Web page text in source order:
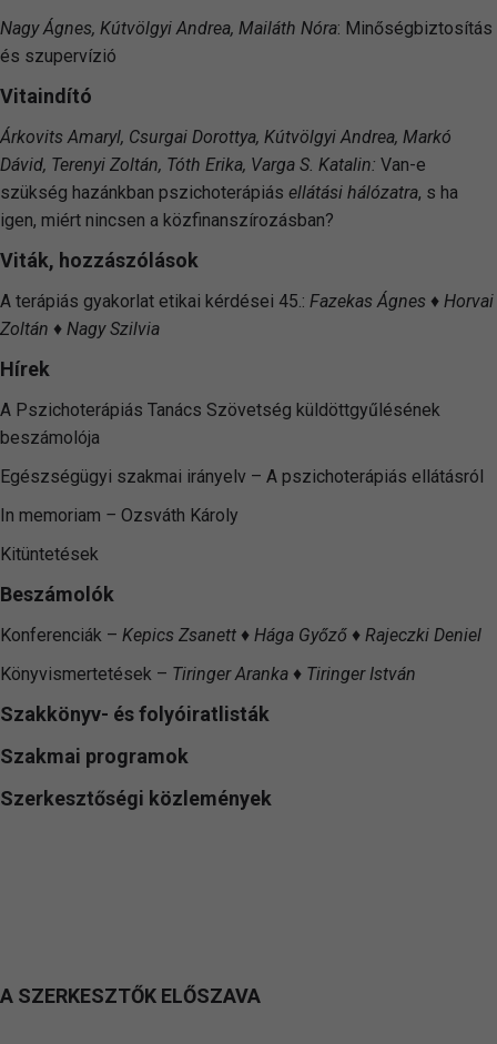
Nagy Ágnes, Kútvölgyi Andrea, Mailáth Nóra: Minőségbiztosítás
és szupervízió
Vitaindító
Árkovits Amaryl, Csurgai Dorottya, Kútvölgyi Andrea, Markó
Dávid, Terenyi Zoltán, Tóth Erika, Varga S. Katalin: Van-e
szükség hazánkban pszichoterápiás ellátási hálózatra, s ha
igen, miért nincsen a közfinanszírozásban?
Viták, hozzászólások
A terápiás gyakorlat etikai kérdései 45.: Fazekas Ágnes ♦ Horvai
Zoltán ♦ Nagy Szilvia
Hírek
A Pszichoterápiás Tanács Szövetség küldöttgyűlésének
beszámolója
Egészségügyi szakmai irányelv – A pszichoterápiás ellátásról
In memoriam – Ozsváth Károly
Kitüntetések
Beszámolók
Konferenciák – Kepics Zsanett ♦ Hága Győző ♦ Rajeczki Deniel
Könyvismertetések – Tiringer Aranka ♦ Tiringer István
Szakkönyv- és folyóiratlisták
Szakmai programok
Szerkesztőségi közlemények
A SZERKESZTŐK ELŐSZAVA